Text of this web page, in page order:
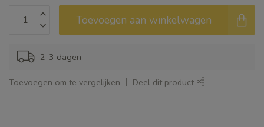
Toevoegen aan winkelwagen
2-3 dagen
Toevoegen om te vergelijken Deel dit product